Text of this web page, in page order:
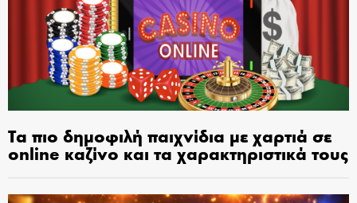
Τα πιο δημοφιλή παιχνίδια με χαρτιά σε
online καζίνο και τα χαρακτηριστικά τους